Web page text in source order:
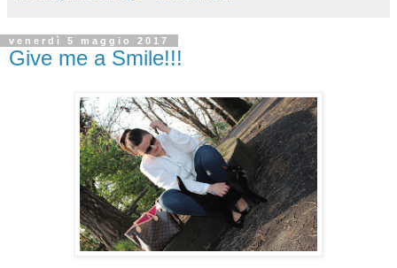
venerdì 5 maggio 2017
Give me a Smile!!!